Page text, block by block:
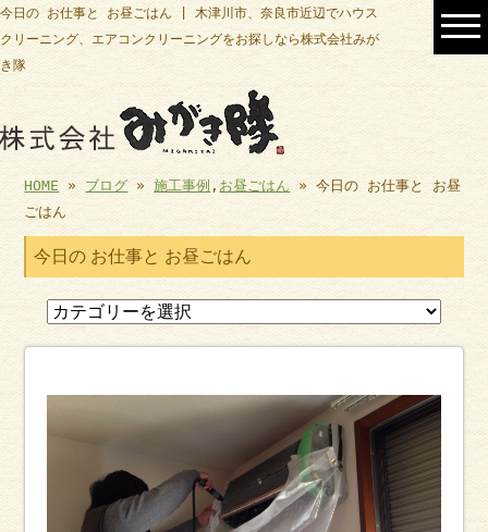
今日の お仕事と お昼ごはん | 木津川市、奈良市近辺でハウス
クリーニング、エアコンクリーニングをお探しなら株式会社みが
き隊
HOME » ブログ »施工事例 , お昼ごはん » 今日の お仕事と お昼
ごはん
今日の お仕事と お昼ごはん